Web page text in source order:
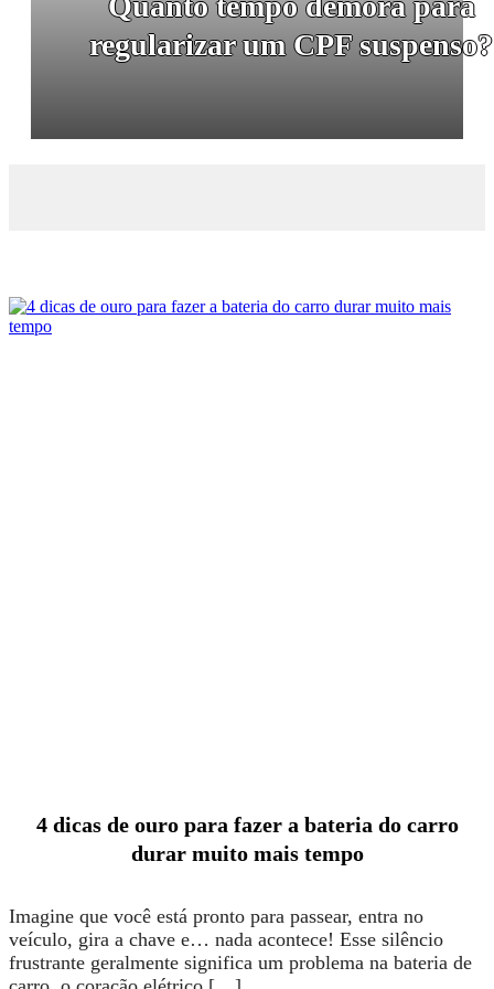
regularizar um CPF suspenso?
4 dicas de ouro para fazer a bateria do carro
durar muito mais tempo
Imagine que você está pronto para passear, entra no
veículo, gira a chave e… nada acontece! Esse silêncio
frustrante geralmente significa um problema na bateria de